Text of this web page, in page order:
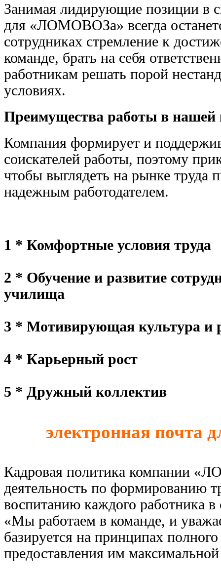
Занимая лидирующие позиции в
для «ЛОМОВОЗа» всегда
сотрудниках стремление к
команде, брать на себя
работникам решать порой
условиях.
Преимущества работы в нашей
Компания формирует и
соискателей работы, поэтому
чтобы выглядеть на рынке труда
надежным работодателем.
1 * Комфортные условия труда
2 * Обучение и развитие
училища
3 * Мотивирующая культура и
4 * Карьерный рост
5 * Дружный коллектив
электронная почта
Кадровая политика компании
деятельность по формированию
воспитанию каждого работника
«Мы работаем в команде, и
базируется на принципах
предоставления им